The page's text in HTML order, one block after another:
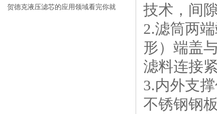
贺德克液压滤芯的应用领域看完你就
技术，间
2.滤筒两
形）端盖
滤料连接
3.内外支
不锈钢钢